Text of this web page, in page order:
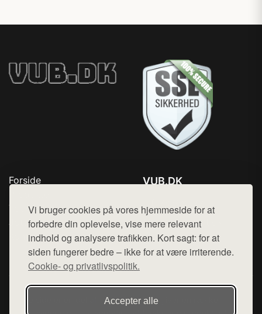
Vi bruger cookies på vores hjemmeside for at
forbedre din oplevelse, vise mere relevant
indhold og analysere trafikken. Kort sagt: for at
siden fungerer bedre – ikke for at være irriterende.
Cookie- og privatlivspolitik.
Accepter alle
Forside
Top Rabatter
Jotun maling
Kontakt
VUB.DK
Mail: hej@want.dk
Cookie- og privatlivspolitik
Denne side er en del af want.dk, der udgiver en række